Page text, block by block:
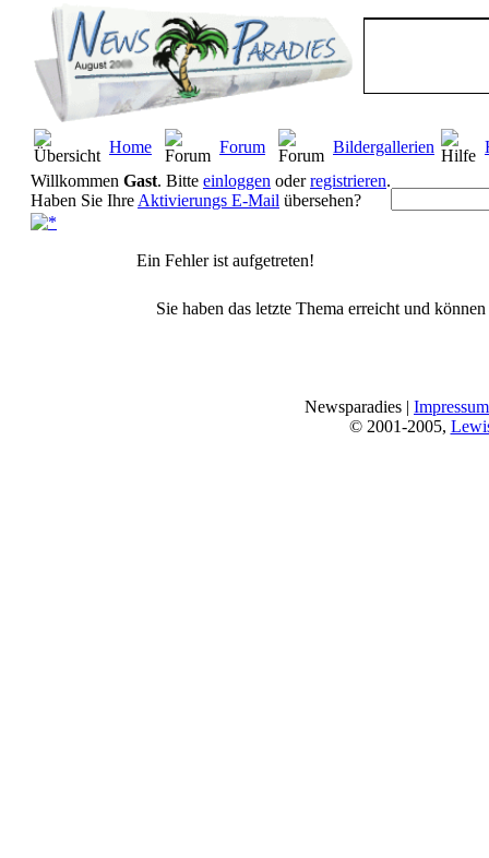
Home Forum Bildergallerien
Willkommen Gast. Bitte einloggen oderregistrieren.
Haben Sie Ihre Aktivierungs E-Mail übersehen?
Ein Fehler ist aufgetreten!
Sie haben das letzte Thema erreicht und
Newsparadies | Impressum
© 2001-2005,